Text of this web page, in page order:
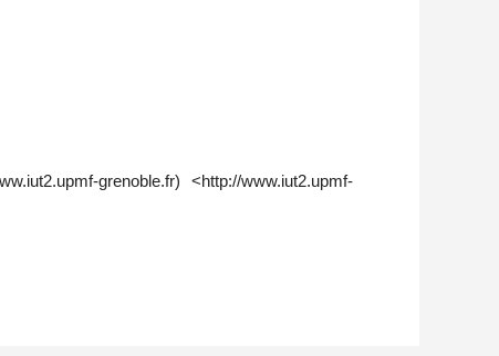
grenoble.fr) <http://www.iut2.upmf-